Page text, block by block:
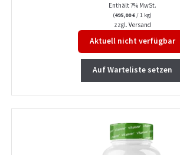
Enthält 7% MwSt.
(495,00€/ 1 kg)
zzgl. Versand
Aktuell nicht verfügbar
Auf Warteliste setzen